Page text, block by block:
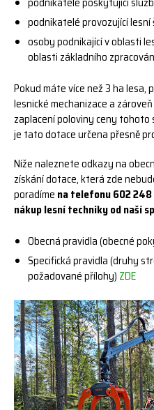
podnikatelé provozující
osoby podnikající v oblasti
oblasti základního
Pokud máte více než 3 ha
lesnické mechanizace a
zaplacení poloviny ceny tohoto
je tato dotace určena přesně
Níže naleznete odkazy na
získání dotace, která zde
poradíme na telefonu 602
nákup lesní techniky od naší
Obecná pravidla (obecné
Specifická pravidla (druhy
požadované přílohy) ZDE